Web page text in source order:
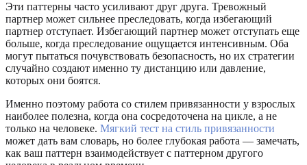
Эти паттерны часто усиливают друг друга. Тревожный
партнер может сильнее преследовать, когда избегающий
партнер отступает. Избегающий партнер может отступать еще
больше, когда преследование ощущается интенсивным. Оба
могут пытаться почувствовать безопасность, но их стратегии
случайно создают именно ту дистанцию или давление,
которых они боятся.
Именно поэтому работа со стилем привязанности у взрослых
наиболее полезна, когда она сосредоточена на цикле, а не
только на человеке. Мягкий тест на стиль привязанности
может дать вам словарь, но более глубокая работа — замечать,
как ваш паттерн взаимодействует с паттерном другого